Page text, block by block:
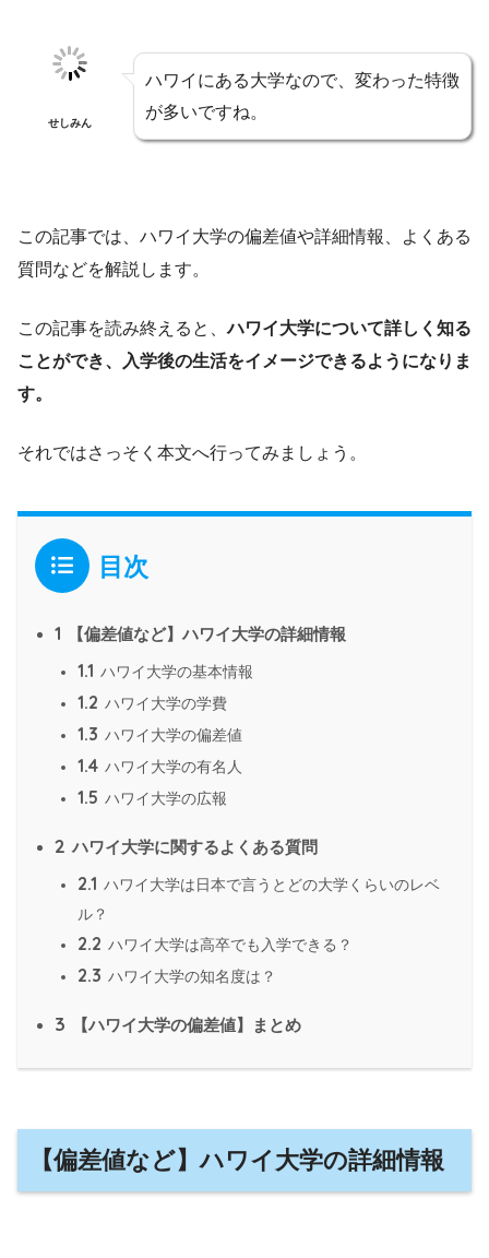
せしみん
ハワイにある大学なので、変わった特徴
が多いですね。
この記事では、ハワイ大学の偏差値や詳細情報、よくある
質問などを解説します。
この記事を読み終えると、ハワイ大学について詳しく知る
ことができ、入学後の生活をイメージできるようになりま
す。
それではさっそく本文へ行ってみましょう。
目次
1 【偏差値など】ハワイ大学の詳細情報
1.1 ハワイ大学の基本情報
1.2 ハワイ大学の学費
1.3 ハワイ大学の偏差値
1.4 ハワイ大学の有名人
1.5 ハワイ大学の広報
2 ハワイ大学に関するよくある質問
2.1 ハワイ大学は日本で言うとどの大学くらいのレベ
ル？
2.2 ハワイ大学は高卒でも入学できる？
2.3 ハワイ大学の知名度は？
3 【ハワイ大学の偏差値】まとめ
【偏差値など】ハワイ大学の詳細情報